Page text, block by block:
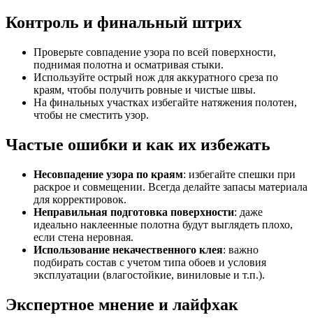
Контроль и финальный штрих
Проверьте совпадение узора по всей поверхности,
поднимая полотна и осматривая стыки.
Используйте острый нож для аккуратного среза по
краям, чтобы получить ровные и чистые швы.
На финальных участках избегайте натяжения полотен,
чтобы не сместить узор.
Частые ошибки и как их избежать
Несовпадение узора по краям: избегайте спешки при
раскрое и совмещении. Всегда делайте запасы материала
для корректировок.
Неправильная подготовка поверхности: даже
идеально наклеенные полотна будут выглядеть плохо,
если стена неровная.
Использование некачественного клея: важно
подбирать состав с учетом типа обоев и условия
эксплуатации (влагостойкие, виниловые и т.п.).
Экспертное мнение и лайфхак